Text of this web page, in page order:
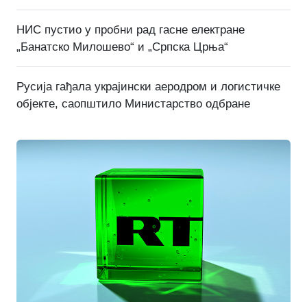
НИС пустио у пробни рад гасне електране
„Банатско Милошево“ и „Српска Црња“
Русија гађала украјински аеродром и логистичке
објекте, саопштило Министарство одбране